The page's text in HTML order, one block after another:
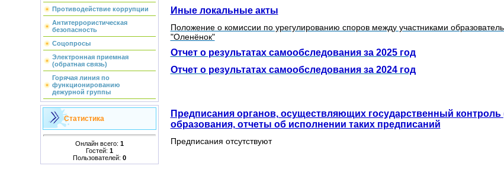
Противодействие коррупции
Антитеррористическая
безопасность
Соцопросы
Электронная приемная
(обратная связь)
Горячая линия по
функционированию
дежурной группы
Статистика
Онлайн всего: 1
Гостей: 1
Пользователей: 0
Иные локальные акты
Положение о комиссии по урегулированию споров между участниками
"Оленёнок"
Отчет о результатах самообследования за 2025 год
Отчет о результатах самообследования за 2024 год
Предписания органов, осуществляющих государственный контроль
образования, отчеты об исполнении таких предписаний
Предписания отсутствуют